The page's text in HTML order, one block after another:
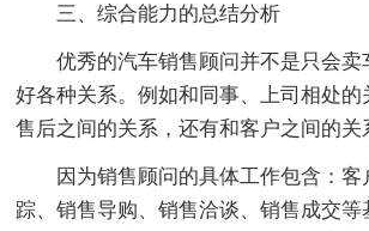
三、综合能力的总结分析
优秀的汽车销售顾问并不是只会卖
好各种关系。例如和同事、上司相处的
售后之间的关系，还有和客户之间的关
因为销售顾问的具体工作包含：客
踪、销售导购、销售洽谈、销售成交